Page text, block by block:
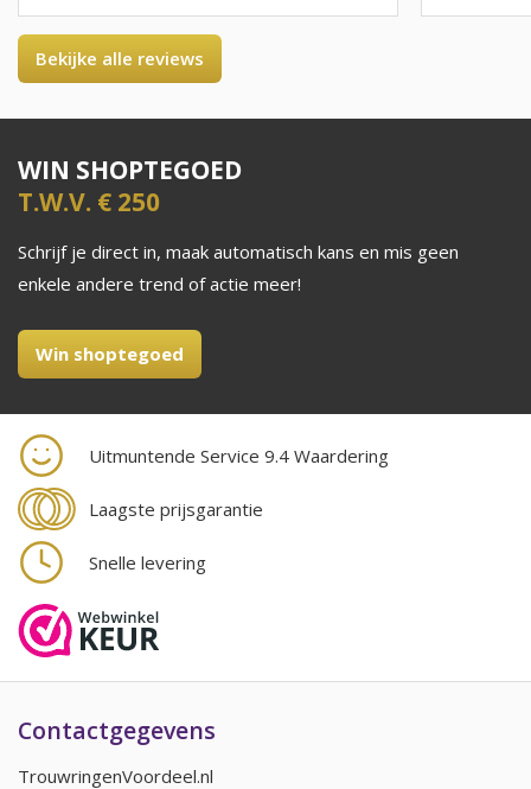
Bekijke alle reviews
WIN SHOPTEGOED
T.W.V. € 250
Schrijf je direct in, maak automatisch kans en mis geen
enkele andere trend of actie meer!
Win shoptegoed
Uitmuntende Service 9.4 Waardering
Laagste prijsgarantie
Snelle levering
Contactgegevens
TrouwringenVoordeel.nl